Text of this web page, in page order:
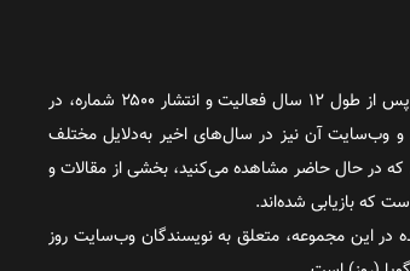
روز آنلاین روزنامه‌ای اینترنتی بود که پس از طول ۱۲ سال فعالیت و انتشار ۲۵۰۰ شماره، در
داد و وب‌سایت آن نیز در سال‌های اخیر به‌دلایل مختلف
در حال حاضر مشاهده می‌کنید، بخشی از مقالات و
که بازیابی شده‌اند.
در این مجموعه، متعلق به نویسندگان وب‌سایت روز